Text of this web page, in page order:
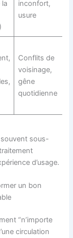
inconfort,
usure
Conflits de
voisinage,
gêne
quotidienne
sous-
d’usage.
un bon
“n’importe
circulation